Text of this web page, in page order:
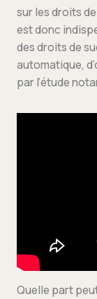
sur les droits
est donc
des droits de
automatique,
par l’étude
Quelle part